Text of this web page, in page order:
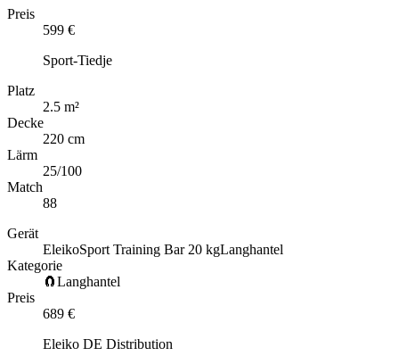
Preis
599 €
Sport-Tiedje
Platz
2.5 m²
Decke
220 cm
Lärm
25/100
Match
88
Gerät
EleikoSport Training Bar 20 kgLanghantel
Kategorie
🧲Langhantel
Preis
689 €
Eleiko DE Distribution